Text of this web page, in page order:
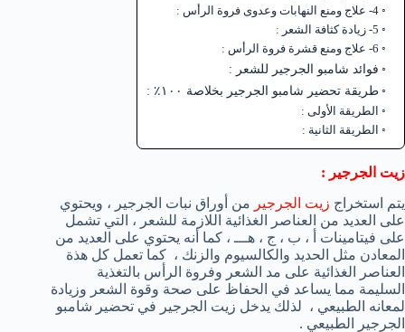
4- علاج ومنع النهابات وعدوى فروة الرأس :
5- زيادة كثافة الشعر :
6- علاج ومنع قشرة فروة الرأس :
فوائد شامبو الجرجير للشعر :
طريقة تحضير شامبو الجرجير بخلاصة ١٠٠٪ :
الطريقة الأولى :
الطريقة الثانية :
زيت الجرجير :
يتم استخراج زيت الجرجير من أوراق نبات الجرجير ، ويحتوي
على العديد من العناصر الغذائية اللازمة للشعر ، التي تشمل
على فيتامينات أ ، ب ، ج ، هـــ ، كما أنه يحتوي على العديد من
المعادن مثل الحديد والكالسيوم والزنك ، كما تعمل كل هذة
العناصر الغذائية على مد الشعر وفروة الرأس بالتغذية
السليمة مما يساعد في الحفاظ على صحة وقوة الشعر وزيادة
لمعانه الطبيعي ، لذلك يدخل زيت الجرجير في تحضير شامبو
الجرجير الطبيعي .